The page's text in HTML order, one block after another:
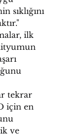
sıklığını
ilk
tekrar
için en
ve